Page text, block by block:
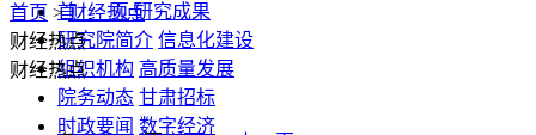
首 页 研究成果
研究院简介 信息化建设
组织机构 高质量发展
院务动态 甘肃招标
时政要闻 数字经济
首页 >财经热点
财经热点
财经热点